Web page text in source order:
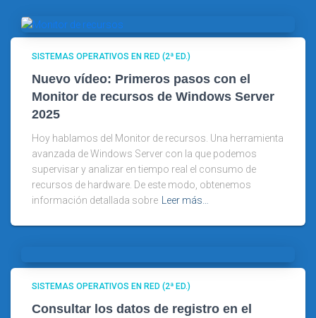
SISTEMAS OPERATIVOS EN RED (2ª ED.)
Nuevo vídeo: Primeros pasos con el
Monitor de recursos de Windows Server
2025
Hoy hablamos del Monitor de recursos. Una herramienta
avanzada de Windows Server con la que podemos
supervisar y analizar en tiempo real el consumo de
recursos de hardware. De este modo, obtenemos
información detallada sobre
Leer más…
SISTEMAS OPERATIVOS EN RED (2ª ED.)
Consultar los datos de registro en el